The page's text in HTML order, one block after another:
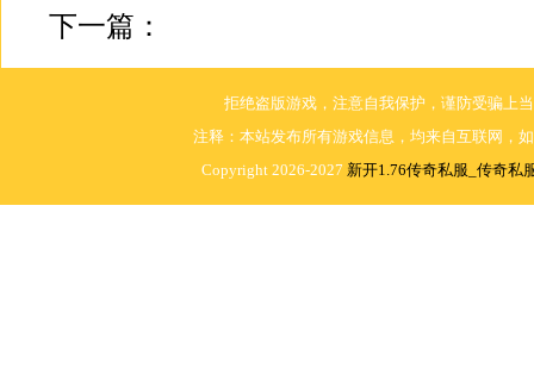
下一篇：
拒绝盗版游戏，注意自我保护，谨防受骗上
注释：本站发布所有游戏信息，均来自互联网，
Copyright 2026-2027 新开1.76传奇私服_传奇私